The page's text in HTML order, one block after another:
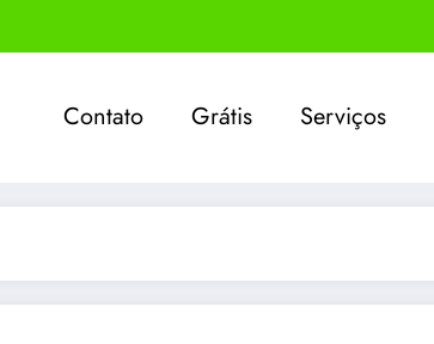
Contato Grátis Serviços